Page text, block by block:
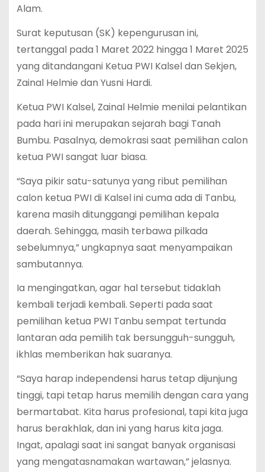
Alam.
Surat keputusan (SK) kepengurusan ini,
tertanggal pada 1 Maret 2022 hingga 1 Maret 2025
yang ditandangani Ketua PWI Kalsel dan Sekjen,
Zainal Helmie dan Yusni Hardi.
Ketua PWI Kalsel, Zainal Helmie menilai pelantikan
pada hari ini merupakan sejarah bagi Tanah
Bumbu. Pasalnya, demokrasi saat pemilihan calon
ketua PWI sangat luar biasa.
“Saya pikir satu-satunya yang ribut pemilihan
calon ketua PWI di Kalsel ini cuma ada di Tanbu,
karena masih ditunggangi pemilihan kepala
daerah. Sehingga, masih terbawa pilkada
sebelumnya,” ungkapnya saat menyampaikan
sambutannya.
Ia mengingatkan, agar hal tersebut tidaklah
kembali terjadi kembali. Seperti pada saat
pemilihan ketua PWI Tanbu sempat tertunda
lantaran ada pemilih tak bersungguh-sungguh,
ikhlas memberikan hak suaranya.
“Saya harap independensi harus tetap dijunjung
tinggi, tapi tetap harus memilih dengan cara yang
bermartabat. Kita harus profesional, tapi kita juga
harus berakhlak, dan ini yang harus kita jaga.
Ingat, apalagi saat ini sangat banyak organisasi
yang mengatasnamakan wartawan,” jelasnya.